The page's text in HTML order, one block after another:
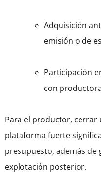
Adquisición
emisión o de
Participación
con
Para el productor, cerrar
plataforma fuerte
presupuesto, además de
explotación posterior.